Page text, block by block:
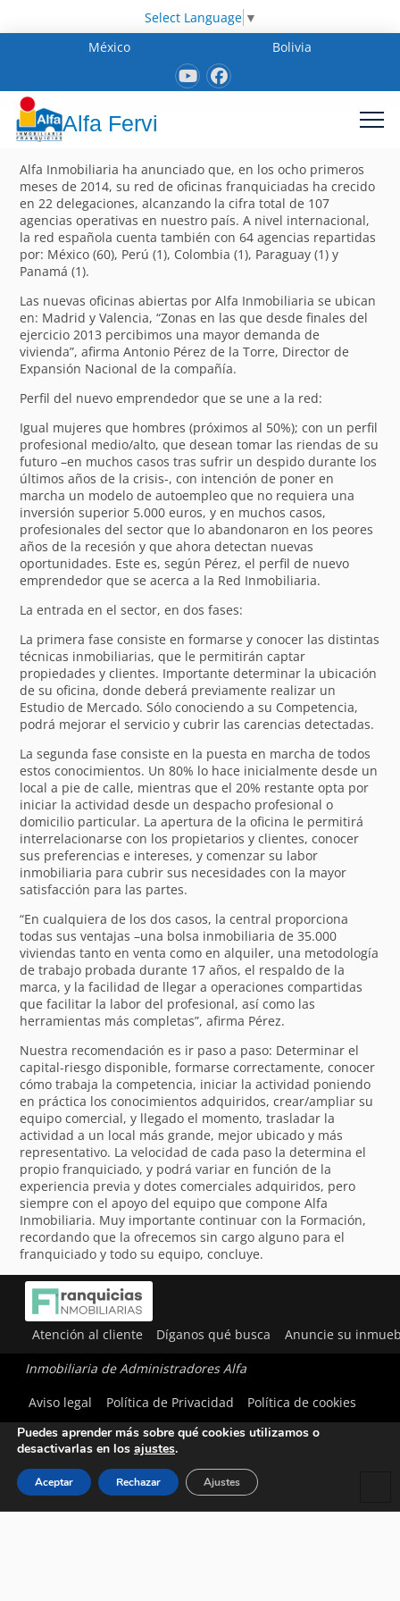
Select Language ▼
México
Bolivia
Alfa Fervi
Alfa Inmobiliaria ha anunciado que, en los ocho primeros
meses de 2014, su red de oficinas franquiciadas ha crecido
en 22 delegaciones, alcanzando la cifra total de 107
agencias operativas en nuestro país. A nivel internacional,
la red española cuenta también con 64 agencias repartidas
por: México (60), Perú (1), Colombia (1), Paraguay (1) y
Panamá (1).
Las nuevas oficinas abiertas por Alfa Inmobiliaria se ubican
en: Madrid y Valencia, “Zonas en las que desde finales del
ejercicio 2013 percibimos una mayor demanda de
vivienda”, afirma Antonio Pérez de la Torre, Director de
Expansión Nacional de la compañía.
Perfil del nuevo emprendedor que se une a la red:
Igual mujeres que hombres (próximos al 50%); con un perfil
profesional medio/alto, que desean tomar las riendas de su
futuro –en muchos casos tras sufrir un despido durante los
últimos años de la crisis-, con intención de poner en
marcha un modelo de autoempleo que no requiera una
inversión superior 5.000 euros, y en muchos casos,
profesionales del sector que lo abandonaron en los peores
años de la recesión y que ahora detectan nuevas
oportunidades. Este es, según Pérez, el perfil de nuevo
emprendedor que se acerca a la Red Inmobiliaria.
La entrada en el sector, en dos fases:
La primera fase consiste en formarse y conocer las distintas
técnicas inmobiliarias, que le permitirán captar
propiedades y clientes. Importante determinar la ubicación
de su oficina, donde deberá previamente realizar un
Estudio de Mercado. Sólo conociendo a su Competencia,
podrá mejorar el servicio y cubrir las carencias detectadas.
La segunda fase consiste en la puesta en marcha de todos
estos conocimientos. Un 80% lo hace inicialmente desde un
local a pie de calle, mientras que el 20% restante opta por
iniciar la actividad desde un despacho profesional o
domicilio particular. La apertura de la oficina le permitirá
interrelacionarse con los propietarios y clientes, conocer
sus preferencias e intereses, y comenzar su labor
inmobiliaria para cubrir sus necesidades con la mayor
satisfacción para las partes.
“En cualquiera de los dos casos, la central proporciona
todas sus ventajas –una bolsa inmobiliaria de 35.000
viviendas tanto en venta como en alquiler, una metodología
de trabajo probada durante 17 años, el respaldo de la
marca, y la facilidad de llegar a operaciones compartidas
que facilitar la labor del profesional, así como las
herramientas más completas”, afirma Pérez.
Nuestra recomendación es ir paso a paso: Determinar el
capital-riesgo disponible, formarse correctamente, conocer
cómo trabaja la competencia, iniciar la actividad poniendo
en práctica los conocimientos adquiridos, crear/ampliar su
equipo comercial, y llegado el momento, trasladar la
actividad a un local más grande, mejor ubicado y más
representativo. La velocidad de cada paso la determina el
propio franquiciado, y podrá variar en función de la
experiencia previa y dotes comerciales adquiridos, pero
siempre con el apoyo del equipo que compone Alfa
Inmobiliaria. Muy importante continuar con la Formación,
recordando que la ofrecemos sin cargo alguno para el
franquiciado y todo su equipo, concluye.
Atención al cliente Díganos qué busca Anuncie su
Inmobiliaria de Administradores Alfa
Aviso legal
Política de Privacidad Política de cookies
Utilizamos cookies para ofrecerte la mejor experiencia en
Puedes aprender más sobre qué cookies utilizamos o
desactivarlas en los ajustes.
Aceptar Rechazar Ajustes